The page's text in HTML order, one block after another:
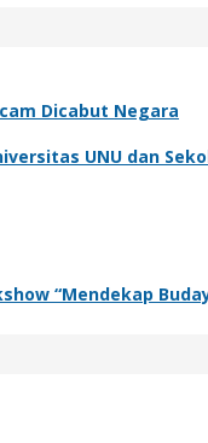
Dicabut Negara
UNU dan
“Mendekap